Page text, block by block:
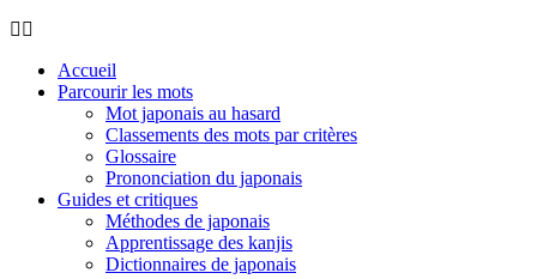
Accueil
Parcourir les mots
Mot japonais au hasard
Classements des mots par critères
Glossaire
Prononciation du japonais
Guides et critiques
Méthodes de japonais
Apprentissage des kanjis
Dictionnaires de japonais